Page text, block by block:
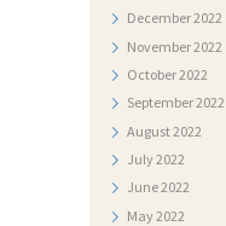
December2022
November2022
October2022
September2022
August2022
July2022
June2022
May2022